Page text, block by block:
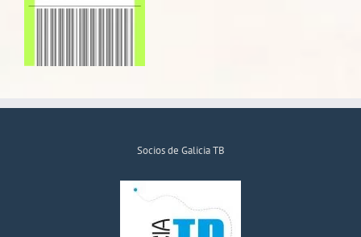
Socios de Galicia TB